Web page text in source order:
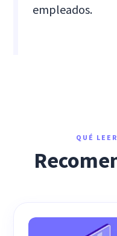
empleados.
QUÉ